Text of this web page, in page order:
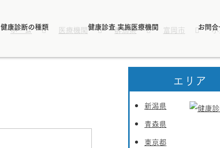
健康診断の種類 健康診査 実施医療機関 お問
ホーム 医療機関 群馬県 富岡市
エリア
新潟県
青森県
東京都